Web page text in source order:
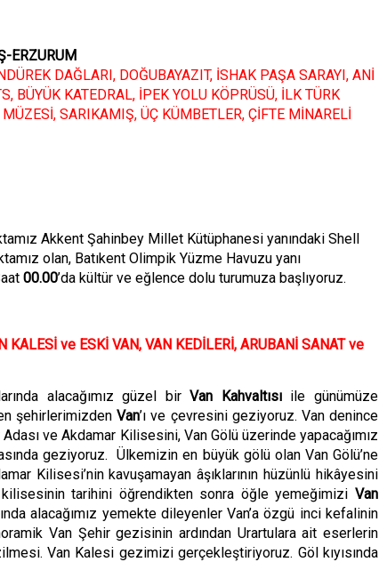
ERZURUM
DAĞLARI, DOĞUBAYAZIT, İSHAK PAŞA SARAYI, ANİ
, BÜYÜK KATEDRAL, İPEK YOLU KÖPRÜSÜ, İLK TÜRK
MÜZESİ, SARIKAMIŞ, ÜÇ KÜMBETLER, ÇİFTE MİNARELİ
Akkent Şahinbey Millet Kütüphanesi yanındaki Shell
olan, Batıkent Olimpik Yüzme Havuzu yanı
00.00’da kültür ve eğlence dolu turumuza başlıyoruz.
KALESİ ve ESKİ VAN, VAN KEDİLERİ, ARUBANİ SANAT ve
alacağımız güzel birVan Kahvaltısı ile günümüze
şehirlerimizden Van’ı ve çevresini geziyoruz. Van denince
ve Akdamar Kilisesini, Van Gölü üzerinde yapacağımız
geziyoruz.Ülkemizin en büyük gölü olan Van Gölü’ne
Kilisesi’nin kavuşamayan âşıklarının hüzünlühikâyesini
kilisesinin tarihini öğrendikten sonra öğle yemeğimiziVan
alacağımız yemekte dileyenler Van’aözgü inci kefalinin
Van Şehir gezisinin ardından Urartulara ait eserlerin
Van Kalesi gezimizi gerçekleştiriyoruz. Göl kıyısında